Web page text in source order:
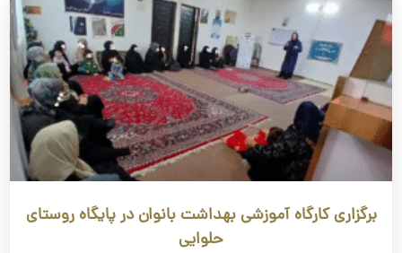
برگزاری کارگاه آموزشی بهداشت بانوان در پایگاه روستای
حلوایی